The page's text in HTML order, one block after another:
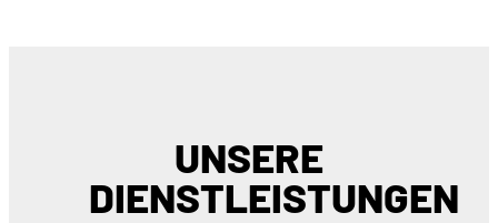
UNSERE
DIENSTLEISTUNGEN